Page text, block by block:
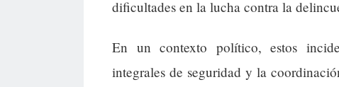
dificultades en la lucha contra la
En un contexto político, estos
integrales de seguridad y la